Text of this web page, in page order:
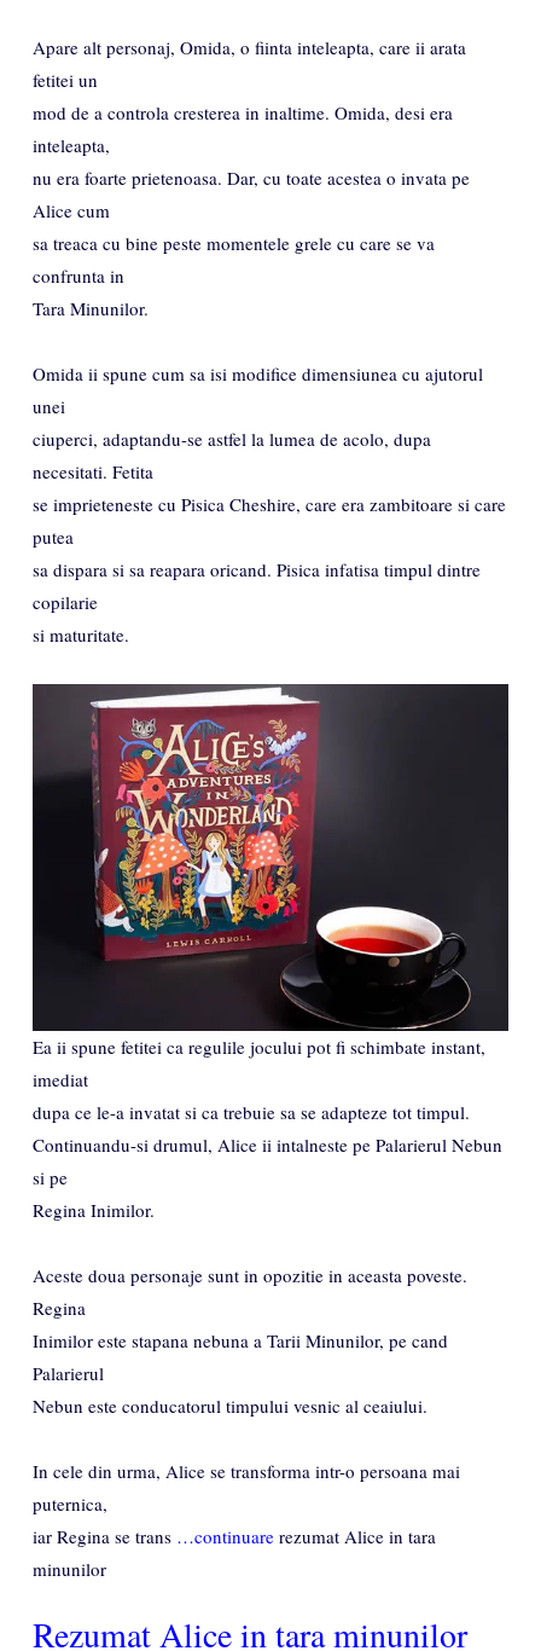
Apare alt personaj, Omida, o fiinta inteleapta, care ii arata
fetitei un
mod de a controla cresterea in inaltime. Omida, desi era
inteleapta,
nu era foarte prietenoasa. Dar, cu toate acestea o invata pe
Alice cum
sa treaca cu bine peste momentele grele cu care se va
confrunta in
Tara Minunilor.
Omida ii spune cum sa isi modifice dimensiunea cu ajutorul
unei
ciuperci, adaptandu-se astfel la lumea de acolo, dupa
necesitati. Fetita
se imprieteneste cu Pisica Cheshire, care era zambitoare si care
putea
sa dispara si sa reapara oricand. Pisica infatisa timpul dintre
copilarie
si maturitate.
Ea ii spune fetitei ca regulile jocului pot fi schimbate instant,
imediat
dupa ce le-a invatat si ca trebuie sa se adapteze tot timpul.
Continuandu-si drumul, Alice ii intalneste pe Palarierul Nebun
si pe
Regina Inimilor.
Aceste doua personaje sunt in opozitie in aceasta poveste.
Regina
Inimilor este stapana nebuna a Tarii Minunilor, pe cand
Palarierul
Nebun este conducatorul timpului vesnic al ceaiului.
In cele din urma, Alice se transforma intr-o persoana mai
puternica,
iar Regina se trans …continuare rezumat Alice in tara
minunilor
Rezumat Alice in tara minunilor